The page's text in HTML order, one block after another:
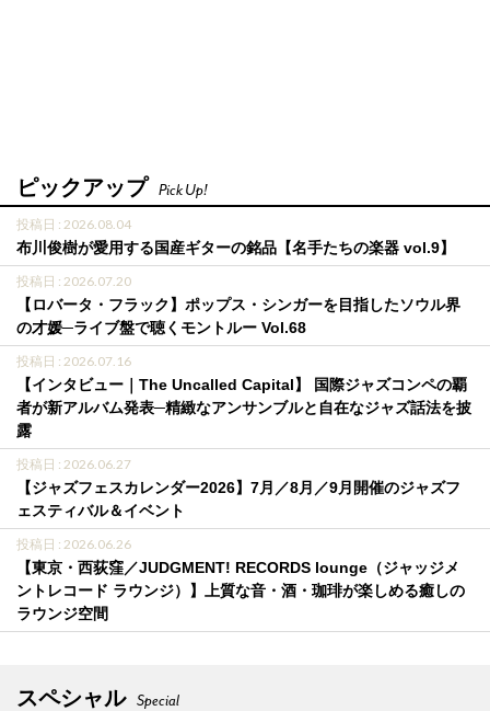
ピックアップ Pick Up!
投稿日 : 2026.08.04
布川俊樹が愛用する国産ギターの銘品【名手たちの楽器 vol.9】
投稿日 : 2026.07.20
【ロバータ・フラック】ポップス・シンガーを目指したソウル界
の才媛─ライブ盤で聴くモントルー Vol.68
投稿日 : 2026.07.16
【インタビュー｜The Uncalled Capital】 国際ジャズコンペの覇
者が新アルバム発表─精緻なアンサンブルと自在なジャズ話法を披
露
投稿日 : 2026.06.27
【ジャズフェスカレンダー2026】7月／8月／9月開催のジャズフ
ェスティバル＆イベント
投稿日 : 2026.06.26
【東京・西荻窪／JUDGMENT! RECORDS lounge（ジャッジメ
ントレコード ラウンジ）】上質な音・酒・珈琲が楽しめる癒しの
ラウンジ空間
スペシャル Special